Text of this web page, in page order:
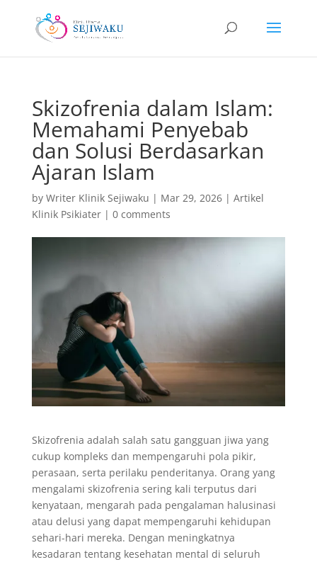
Skizofrenia dalam Islam:
Memahami Penyebab
dan Solusi Berdasarkan
Ajaran Islam
by Writer Klinik Sejiwaku | Mar 29, 2026| Artikel
Klinik Psikiater| 0 comments
Skizofrenia adalah salah satu gangguan jiwa yang
cukup kompleks dan mempengaruhi pola pikir,
perasaan, serta perilaku penderitanya. Orang yang
mengalami skizofrenia sering kali terputus dari
kenyataan, mengarah pada pengalaman halusinasi
atau delusi yang dapat mempengaruhi kehidupan
sehari-hari mereka. Dengan meningkatnya
kesadaran tentang kesehatan mental di seluruh